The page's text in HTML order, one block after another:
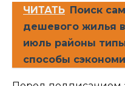
ЧИТАТЬ Поиск
дешевого жилья
июль районы
способы